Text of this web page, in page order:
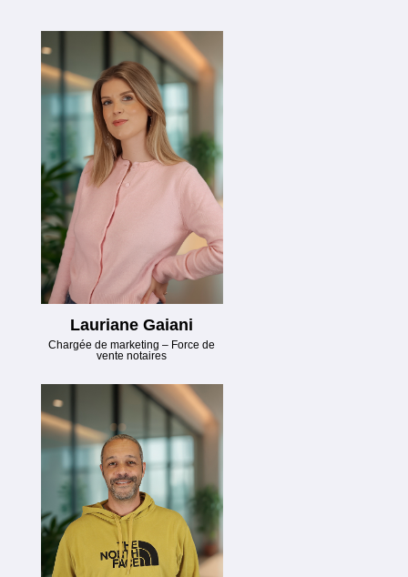
Lauriane Gaiani
Chargée de marketing – Force de
vente notaires